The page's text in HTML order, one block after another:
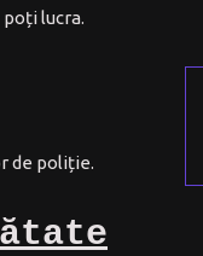
lucra.
de poliție.